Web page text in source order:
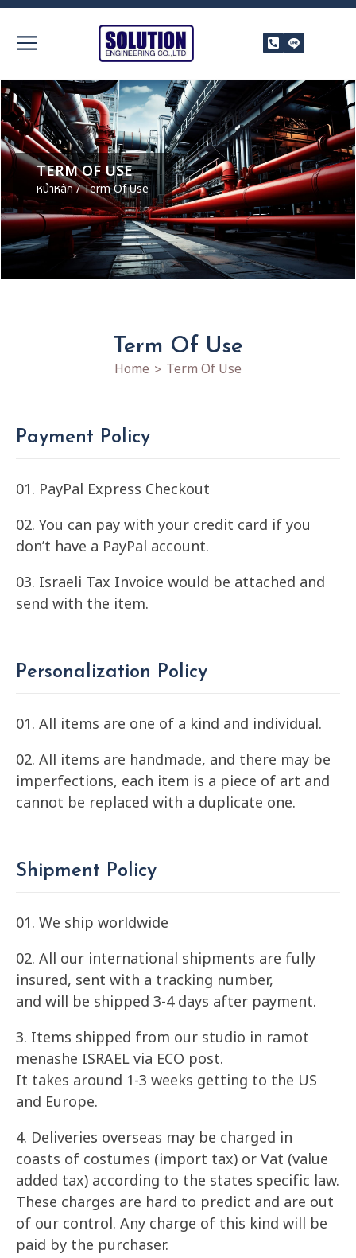
TERM OF USE
หน้าหลัก/ Term Of Use
Term Of Use
Home > Term Of Use
Payment Policy
01. PayPal Express Checkout
02. You can pay with your credit card if you
don’t have a PayPal account.
03. Israeli Tax Invoice would be attached and
send with the item.
Personalization Policy
01. All items are one of a kind and individual.
02. All items are handmade, and there may be
imperfections, each item is a piece of art and
cannot be replaced with a duplicate one.
Shipment Policy
01. We ship worldwide
02. All our international shipments are fully
insured, sent with a tracking number,
and will be shipped 3-4 days after payment.
3. Items shipped from our studio in ramot
menashe ISRAEL via ECO post.
It takes around 1-3 weeks getting to the US
and Europe.
4. Deliveries overseas may be charged in
coasts of costumes (import tax) or Vat (value
added tax) according to the states specific law.
These charges are hard to predict and are out
of our control. Any charge of this kind will be
paid by the purchaser.